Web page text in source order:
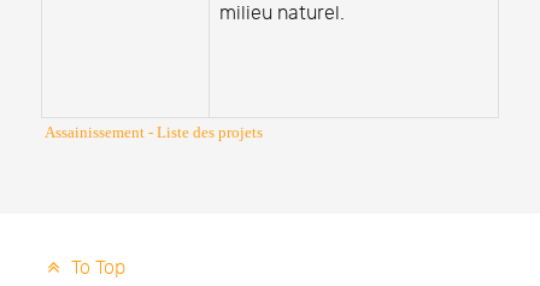
milieu naturel.
Assainissement - Liste des projets
To Top